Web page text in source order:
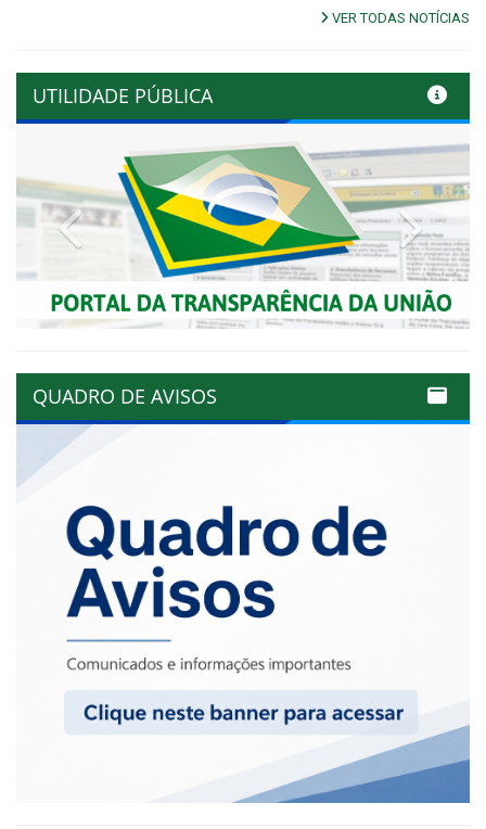
VER TODAS NOTÍCIAS
UTILIDADE PÚBLICA
Previous Next
QUADRO DE AVISOS